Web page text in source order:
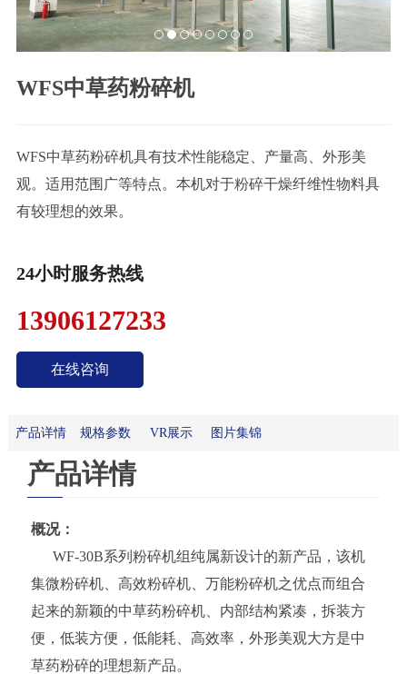
中
心
联
WFS中草药粉碎机
WFS中草药粉碎机具有技术性能稳定、产量高、外形美
观。适用范围广等特点。本机对于粉碎干燥纤维性物料具
有较理想的效果。
24小时服务热线
13906127233
在线咨询
产品详情 规格参数 VR展示 图片集锦
产品详情
概况：
WF-30B系列粉碎机组纯属新设计的新产品，该机
集微粉碎机、高效粉碎机、万能粉碎机之优点而组合
起来的新颖的中草药粉碎机、内部结构紧凑，拆装方
便，低装方便，低能耗、高效率，外形美观大方是中
草药粉碎的理想新产品。